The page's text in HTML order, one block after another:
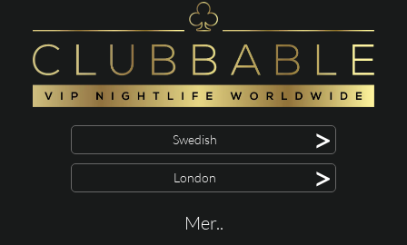
Swedish >
London >
Mer..